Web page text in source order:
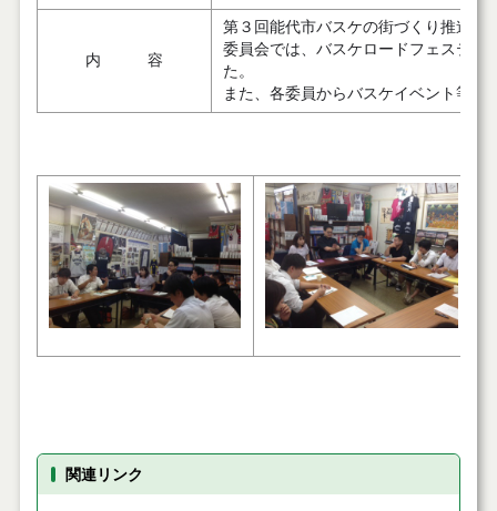
内 容
第３回能代市バスケの街づくり推進委
委員会では、バスケロードフェスティ
た。
また、各委員からバスケイベント 等の
関連リンク